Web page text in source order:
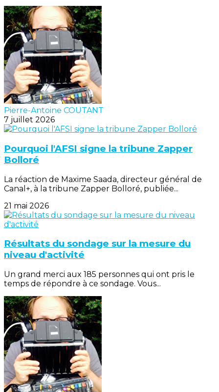
Pierre-Antoine COUTANT
7 juillet 2026
Pourquoi l'AFSI signe la tribune Zapper
Bolloré
La réaction de Maxime Saada, directeur général de
Canal+, à la tribune Zapper Bolloré, publiée...
21 mai 2026
Résultats du sondage sur la mesure du
niveau d'activité
Un grand merci aux 185 personnes qui ont pris le
temps de répondre à ce sondage. Vous...